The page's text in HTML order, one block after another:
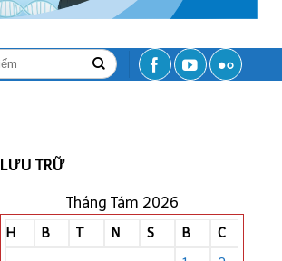
LƯU TRỮ
Tháng Tám 2026
H B T N S B C